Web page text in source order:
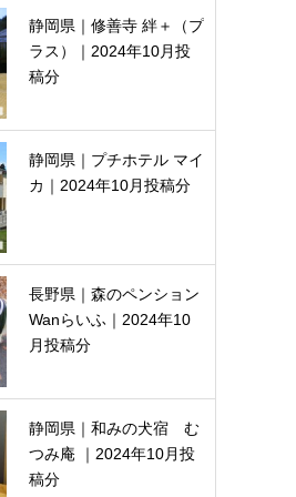
静岡県｜修善寺 絆＋（プ
ラス）｜2024年10月投
稿分
静岡県｜プチホテル マイ
カ｜2024年10月投稿分
長野県｜森のペンション
Wanらいふ｜2024年10
月投稿分
静岡県｜和みの犬宿 む
つみ庵 ｜2024年10月投
稿分